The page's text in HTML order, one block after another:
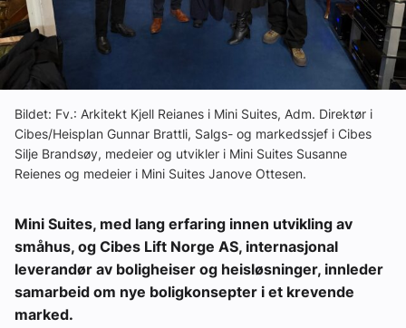
Bransjekommentar
Nyheter
Aktuelle prosjekter
Bildet: Fv.: Arkitekt Kjell Reianes i Mini Suites, Adm. Direktør i
Cibes/Heisplan Gunnar Brattli, Salgs- og markedssjef i Cibes
Silje Brandsøy, medeier og utvikler i Mini Suites Susanne
Reienes og medeier i Mini Suites Janove Ottesen.
Mini Suites, med lang erfaring innen utvikling av
småhus, og Cibes Lift Norge AS, internasjonal
leverandør av boligheiser og heisløsninger, innleder
samarbeid om nye boligkonsepter i et krevende
marked.